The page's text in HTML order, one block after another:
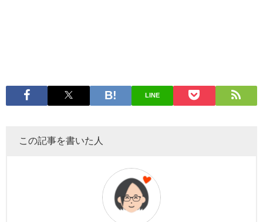
LINE
この記事を書いた人